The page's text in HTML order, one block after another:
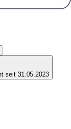
seit 31.05.2023